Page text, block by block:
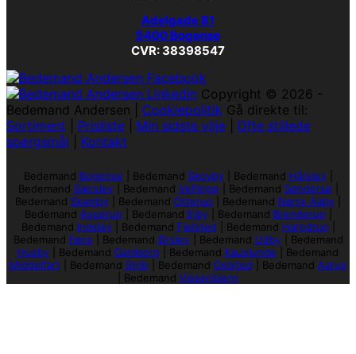
Adelgade 81
5400 Bogense
CVR: 38398547
Copyright © 2026 -
Bedemand Andersen | Cookiepolitik Gå direkte til:
Sortiment
Prisliste Min sidste vilje
Ofte stillede
spørgsmål
Kontakt
Bedemand Bogense Bedemand Skovby| Bedemand Hårslev|
Bedemand Særslev| Bedemand Veflinge Bedemand Søndersø
Bedemand Skamby Bedemand Otterup Bedemand Nørre Aaby
Bedemand Asperup| Bedemand Ejby| Bedemand Brenderup|
Bedemand Indslev| Bedemand Fjelsted Bedemand Harndrup|
Bedemand Føns Bedemand Ørslev| Bedemand Udby| Bedemand
Husby
Bedemand Gamborg Bedemand Kauslunde
Bedemand
Middelfart
Bedemand Strib| Bedemand Gelsted Bedemand Aarup
Bedemand Vissenbjerg